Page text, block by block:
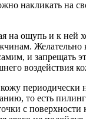
накликать на
на ощупь и к ней
и запрещать
воздействия
периодически
то есть
с